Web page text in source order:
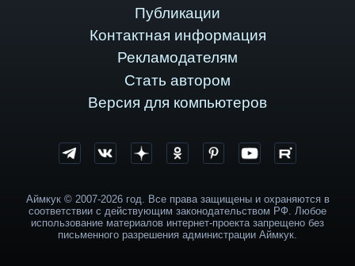
Публикации
Контактная информация
Рекламодателям
Стать автором
Версия для компьютеров
Аймкук © 2007-2026 год. Все права защищены и охраняются в
соответствии с действующим законодательством РФ. Любое
использование материалов интернет-проекта запрещено без
письменного разрешения администрации Аймкук.